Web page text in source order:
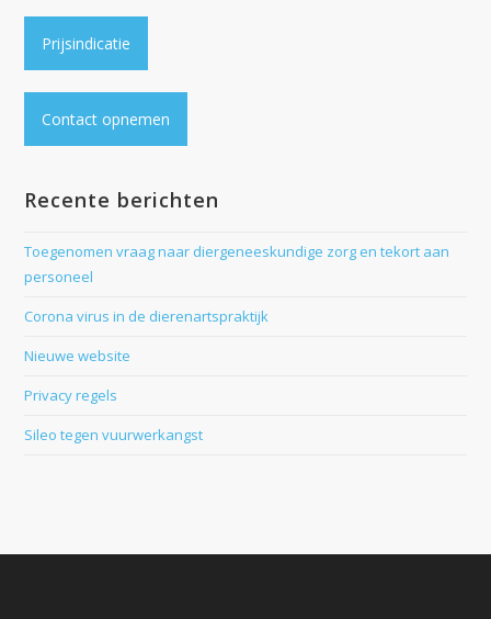
Prijsindicatie
Contact opnemen
Recente berichten
Toegenomen vraag naar diergeneeskundige zorg en tekort aan
personeel
Corona virus in de dierenartspraktijk
Nieuwe website
Privacy regels
Sileo tegen vuurwerkangst